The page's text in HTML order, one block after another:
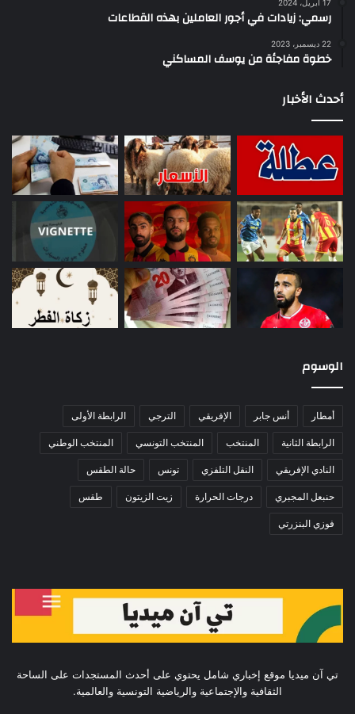
17 أبريل، 2024
رسمي: زيادات في أجور العاملين بهذه القطاعات
22 ديسمبر، 2023
خطوة مفاجئة من يوسف المساكني
أحدث الأخبار
الوسوم
أمطار أنس جابر الإفريقي الترجي الرابطة الأولى
الرابطة الثانية المنتخب المنتخب التونسي المنتخب الوطني
النادي الإفريقي النقل التلفزي تونس حالة الطقس
حنبعل المجبري درجات الحرارة زيت الزيتون طقس
فوزي البنزرتي
تي آن ميديا موقع إخباري شامل يحتوي على أحدث المستجدات على الساحة
الثقافية والإجتماعية والرياضية التونسية والعالمية.